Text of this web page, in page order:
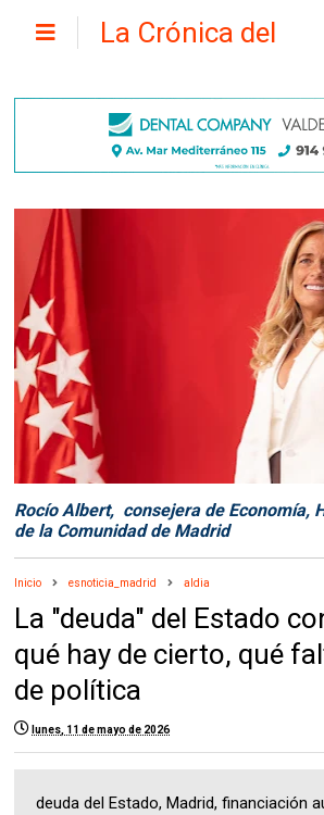
La Crónica del
Rocío Albert, consejera de Economía,
de la Comunidad de Madrid
Inicio esnoticia_madrid aldia
La "deuda" del Estado
qué hay de cierto, qué
de política
lunes, 11 de mayo de 2026
deuda del Estado, Madrid, financiación